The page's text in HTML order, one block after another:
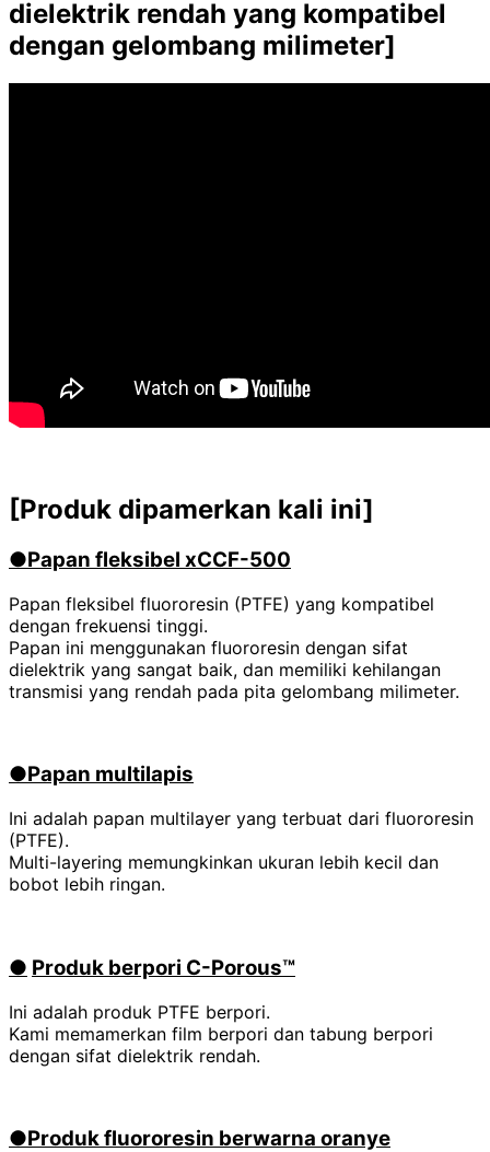
dielektrik rendah yang kompatibel
dengan gelombang milimeter]
[Produk dipamerkan kali ini]
●Papan fleksibel xCCF-500
Papan fleksibel fluororesin (PTFE) yang kompatibel
dengan frekuensi tinggi.
Papan ini menggunakan fluororesin dengan sifat
dielektrik yang sangat baik, dan memiliki kehilangan
transmisi yang rendah pada pita gelombang milimeter.
●Papan multilapis
Ini adalah papan multilayer yang terbuat dari fluororesin
(PTFE).
Multi-layering memungkinkan ukuran lebih kecil dan
bobot lebih ringan.
● Produk berpori C-Porous™
Ini adalah produk PTFE berpori.
Kami memamerkan film berpori dan tabung berpori
dengan sifat dielektrik rendah.
●Produk fluororesin berwarna oranye